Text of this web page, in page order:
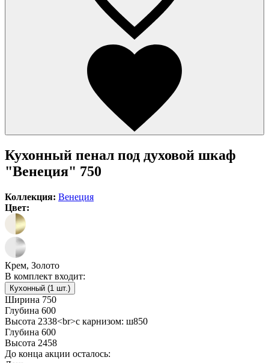
Кухонный пенал под духовой шкаф
"Венеция" 750
Коллекция: Венеция
Цвет:
Крем, Золото
В комплект входит:
Кухонный (1 шт.)
Ширина 750
Глубина 600
Высота 2338<br>с карнизом: ш850
Глубина 600
Высота 2458
До конца акции осталось: